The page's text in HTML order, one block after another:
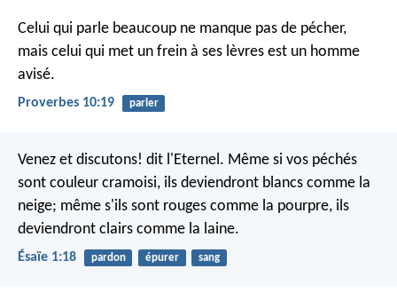
Celui qui parle beaucoup ne manque pas de pécher,
mais celui qui met un frein à ses lèvres est un homme
avisé.
Proverbes 10:19 parler
Venez et discutons! dit l'Eternel. Même si vos péchés
sont couleur cramoisi, ils deviendront blancs comme la
neige; même s'ils sont rouges comme la pourpre, ils
deviendront clairs comme la laine.
Ésaïe 1:18 pardon épurer sang